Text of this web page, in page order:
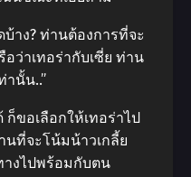
าง? ท่านต้องการที่จะ
ว่าเทอร่ากับเซี่ย ท่าน
านั้น..”
ก็ขอเลือกให้เทอร่าไป
นที่จะโน้มน้าวเกลี้ย
างไปพร้อมกับตน